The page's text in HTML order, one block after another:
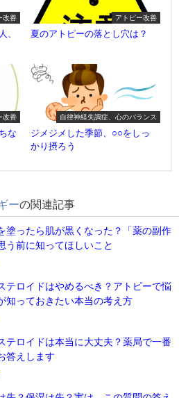
改善
、
アトピー改善
夏のアトピーの落とし穴は？
改善
な
自律神経失調症、心のバランス
ジメジメした季節、○○をしっ
かり摂ろう
ーの関連記事
塗ったら肌が黒くなった？「薬の副作
う前に知ってほしいこと
テロイドはやめるべき？アトピーで悩
知っておきたい本当の考え方
テロイドは本当に大丈夫？薬局で一番
答えします